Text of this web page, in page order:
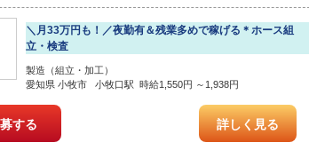
＼月33万円も！／夜勤有＆残業多めで稼げる＊ホース組
立・検査
製造（組立・加工）
愛知県 小牧市 小牧口駅 時給1,550円 ～1,938円
する 詳しく見る